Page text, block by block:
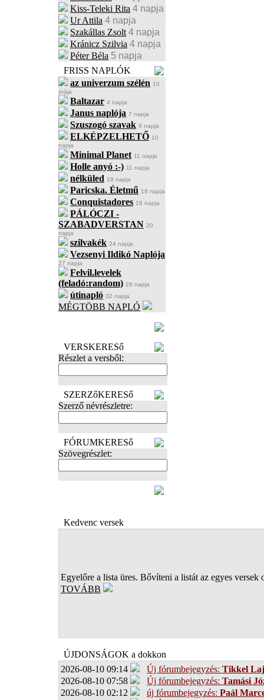
Kiss-Teleki Rita 4 napja
Ur Attila 4 napja
Szakállas Zsolt 4 napja
Kránicz Szilvia 4 napja
Péter Béla 5 napja
FRISS NAPLÓK
az univerzum szélén 10
órája
Baltazar 4 napja
Janus naplója 7 napja
Szuszogó szavak 9 napja
ELKÉPZELHETŐ 10
napja
Minimal Planet 11 napja
Holle anyó :-) 11 napja
nélküled 18 napja
Paricska. Életmű 18 napja
Conquistadores 18 napja
PÁLÓCZI -
SZABADVERSTAN 20
napja
szilvakék 24 napja
Vezsenyi Ildikó Naplója
27 napja
Felvil.levelek
(feladó:random) 28 napja
útinapló 32 napja
MÉGTÖBB NAPLÓ
VERSKERESő
Részlet a versből:
SZERZőKERESő
Szerző névrészletre:
FÓRUMKERESő
Szövegrészlet:
Kedvenc versek
Egyelőre a lista üres. Bővíteni a listát az egyes versek
TOVÁBB
ÚJDONSÁGOK a dokkon
2026-08-10 09:14
Új fórumbejegyzés: Tikkel
2026-08-10 07:58
Új fórumbejegyzés: Tamási
2026-08-10 02:12
új fórumbejegyzés: Paál